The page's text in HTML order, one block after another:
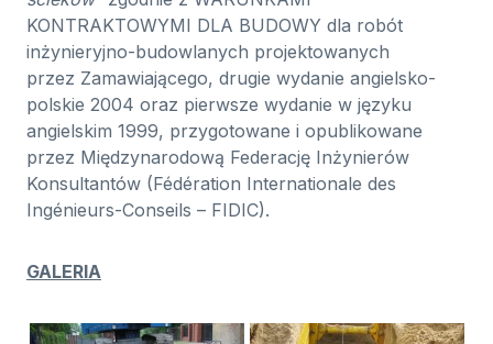
KONTRAKTOWYMI DLA BUDOWY dla robót
inżynieryjno-budowlanych projektowanych
przez Zamawiającego, drugie wydanie angielsko-
polskie 2004 oraz pierwsze wydanie w języku
angielskim 1999, przygotowane i opublikowane
przez Międzynarodową Federację Inżynierów
Konsultantów (Fédération Internationale des
Ingénieurs-Conseils – FIDIC).
GALERIA